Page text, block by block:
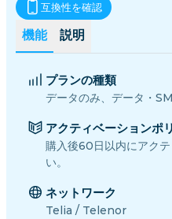
機能 説明
互換性を確認
プランの種類
データのみ、データ・
アクティベーションポ
購入後60日以内にアク
い。
ネットワーク
Telia / Telenor